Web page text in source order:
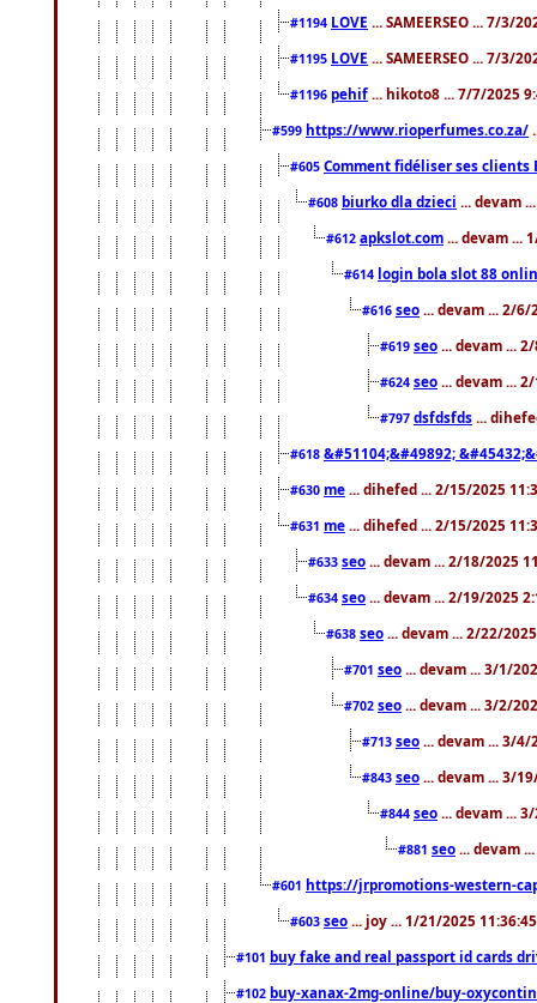
#1194 LOVE ... SAMEERSEO ... 7/3/
#1195 LOVE ... SAMEERSEO ... 7/3/
#1196 pehif ... hikoto8 ... 7/7/2025
#599 https://www.rioperfumes.co.za/
#605 Comment fidéliser ses clients
#608 biurko dla dzieci ... devam
#612 apkslot.com ... devam ...
#614 login bola slot 88
#616 seo ... devam ... 2/6/
#619 seo ... devam ...
#624 seo ... devam ...
#797 dsfdsfds ...
#618 &#51104;&#49892;
#630 me ... dihefed ... 2/15/2025
#631 me ... dihefed ... 2/15/2025
#633 seo ... devam ... 2/18/2025
#634 seo ... devam ... 2/19/2025
#638 seo ... devam ... 2/22/
#701 seo ... devam ... 3/1/
#702 seo ... devam ... 3/2/
#713 seo ... devam ... 3/4/
#843 seo ... devam ... 3/
#844 seo ... devam ...
#881 seo ... devam
#601 https://jrpromotions-western-
#603 seo ... joy ... 1/21/2025
#101 buy fake and real passport id cards
#102 buy-xanax-2mg-online/buy-